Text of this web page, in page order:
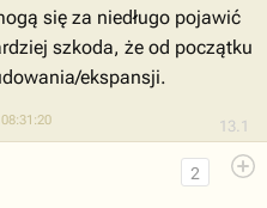
13.1
się za niedługo pojawić
szkoda, że od początku
ekspansji.
2